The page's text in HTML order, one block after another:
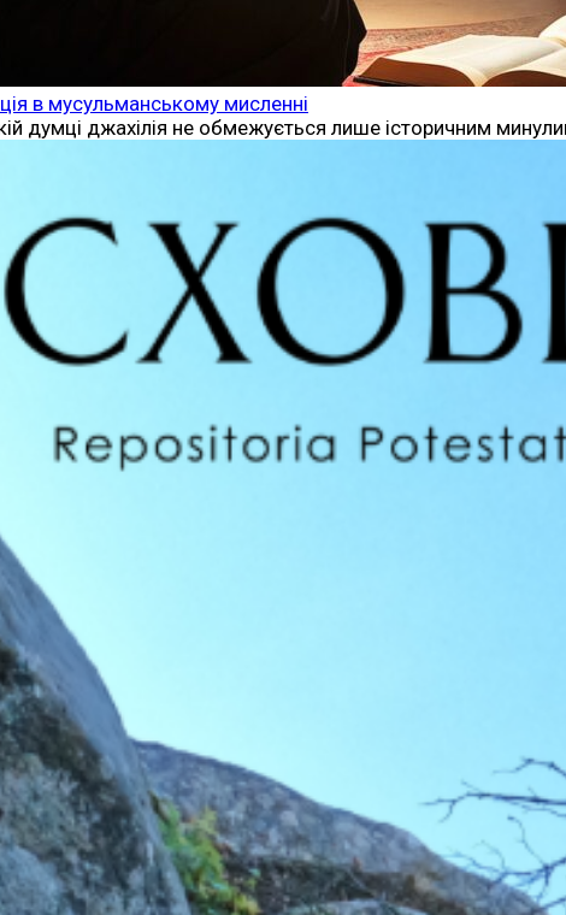
в мусульманському мисленні
думці джахілія не обмежується лише історичним